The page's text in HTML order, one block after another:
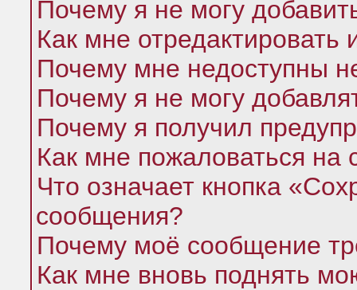
Почему я не могу
Как мне отредактировать
Почему мне недоступны
Почему я не могу
Почему я получил
Как мне пожаловаться
Что означает кнопка
сообщения?
Почему моё сообщение
Как мне вновь поднять